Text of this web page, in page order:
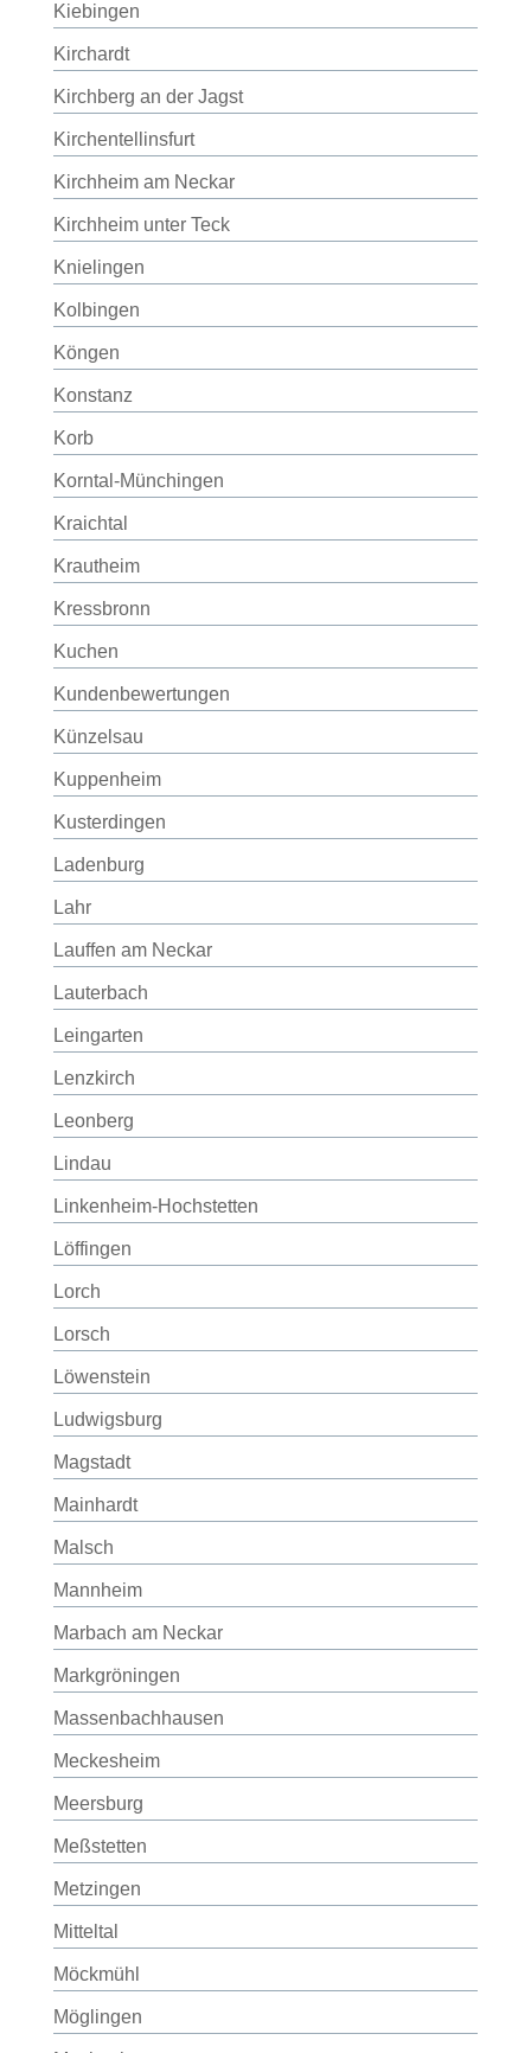
Kiebingen
Kirchardt
Kirchberg an der Jagst
Kirchentellinsfurt
Kirchheim am Neckar
Kirchheim unter Teck
Knielingen
Kolbingen
Köngen
Konstanz
Korb
Korntal-Münchingen
Kraichtal
Krautheim
Kressbronn
Kuchen
Kundenbewertungen
Künzelsau
Kuppenheim
Kusterdingen
Ladenburg
Lahr
Lauffen am Neckar
Lauterbach
Leingarten
Lenzkirch
Leonberg
Lindau
Linkenheim-Hochstetten
Löffingen
Lorch
Lorsch
Löwenstein
Ludwigsburg
Magstadt
Mainhardt
Malsch
Mannheim
Marbach am Neckar
Markgröningen
Massenbachhausen
Meckesheim
Meersburg
Meßstetten
Metzingen
Mitteltal
Möckmühl
Möglingen